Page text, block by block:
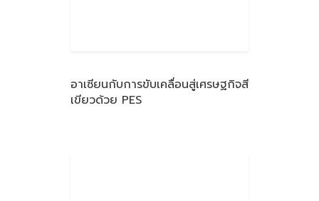
อาเซียนกับการขับเคลื่อนสู่เศรษฐกิจสี
เขียวด้วย PES